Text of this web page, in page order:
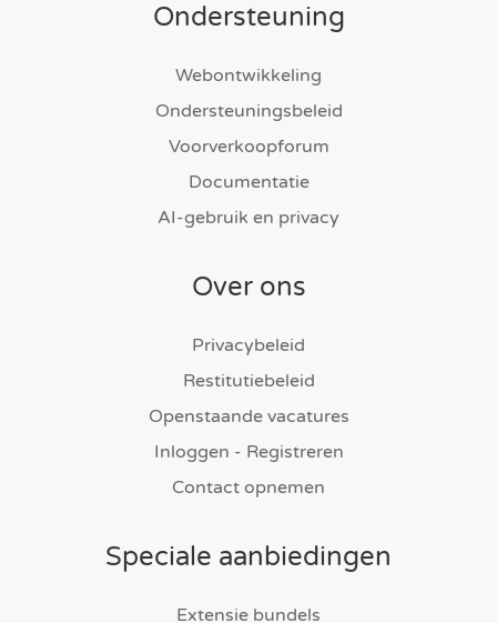
Ondersteuning
Webontwikkeling
Ondersteuningsbeleid
Voorverkoopforum
Documentatie
AI-gebruik en privacy
Over ons
Privacybeleid
Restitutiebeleid
Openstaande vacatures
Inloggen - Registreren
Contact opnemen
Speciale aanbiedingen
Extensie bundels